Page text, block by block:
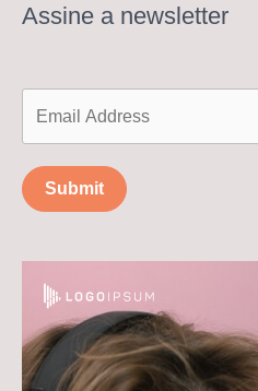
Assine a newsletter
Submit